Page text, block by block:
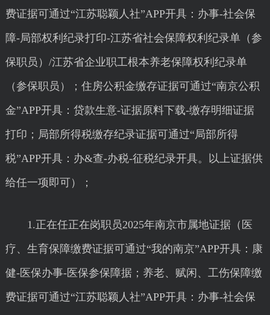
费证据可通过“江苏聪颖人社”APP开具：办事-社会保
障-局部权利纪录打印-江苏省社会保障权利纪录单（参
保职员）/江苏省企业职工根本养老保障权利纪录单
（参保职员）；住房公积金缴存证据可通过“南京公积
金”APP开具：贷款生意-证据原料下载-缴存明细证据
打印；局部所得税缴存纪录证据可通过“局部所得
税”APP开具：办&查-办税-征税纪录开具。以上证据供
给任一项即可）；
1.正在任正在岗职员2025年南京市属地证据（医
疗、生育保障缴费证据可通过“我的南京”APP开具：康
健-医保办事-医保参保障据；养老、赋闲、工伤保障缴
费证据可通过“江苏聪颖人社”APP开具：办事-社会保